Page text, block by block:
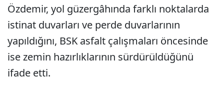
Özdemir, yol güzergâhında farklı noktalarda
istinat duvarları ve perde duvarlarının
yapıldığını, BSK asfalt çalışmaları öncesinde
ise zemin hazırlıklarının sürdürüldüğünü
ifade etti.